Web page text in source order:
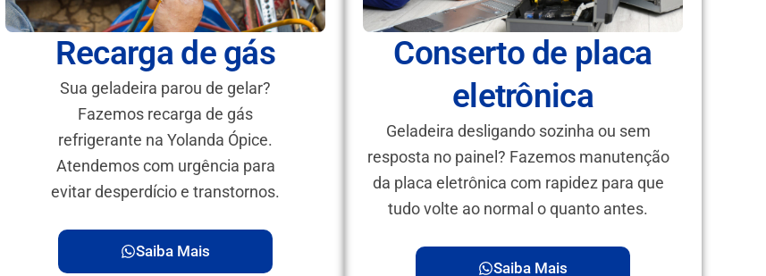
Recarga de gás
Sua geladeira parou de gelar?
Fazemos recarga de gás
refrigerante na Yolanda Ópice.
Atendemos com urgência para
evitar desperdício e transtornos.
Saiba Mais
Conserto de placa
eletrônica
Geladeira desligando sozinha ou sem
resposta no painel? Fazemos manutenção
da placa eletrônica com rapidez para que
tudo volte ao normal o quanto antes.
Saiba Mais